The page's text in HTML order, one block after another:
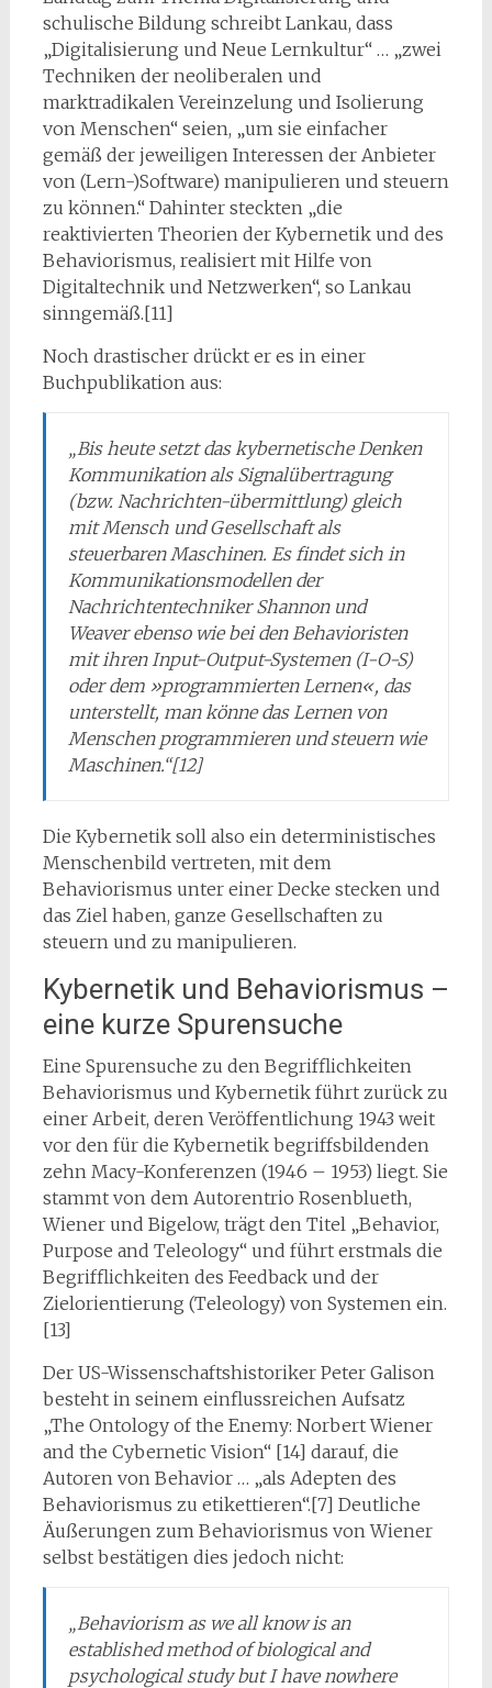
schulische Bildung schreibt Lankau, dass
„Digitalisierung und Neue Lernkultur“ … „zwei
Techniken der neoliberalen und
marktradikalen Vereinzelung und Isolierung
von Menschen“ seien, „um sie einfacher
gemäß der jeweiligen Interessen der Anbieter
von (Lern-)Software) manipulieren und steuern
zu können.“ Dahinter steckten „die
reaktivierten Theorien der Kybernetik und des
Behaviorismus, realisiert mit Hilfe von
Digitaltechnik und Netzwerken“, so Lankau
sinngemäß.[11]
Noch drastischer drückt er es in einer
Buchpublikation aus:
„Bis heute setzt das kybernetische Denken
Kommunikation als Signalübertragung
(bzw. Nachrichten-übermittlung) gleich
mit Mensch und Gesellschaft als
steuerbaren Maschinen. Es findet sich in
Kommunikationsmodellen der
Nachrichtentechniker Shannon und
Weaver ebenso wie bei den Behavioristen
mit ihren Input-Output-Systemen (I-O-S)
oder dem »programmierten Lernen«, das
unterstellt, man könne das Lernen von
Menschen programmieren und steuern wie
Maschinen.“[12]
Die Kybernetik soll also ein deterministisches
Menschenbild vertreten, mit dem
Behaviorismus unter einer Decke stecken und
das Ziel haben, ganze Gesellschaften zu
steuern und zu manipulieren.
Kybernetik und Behaviorismus –
eine kurze Spurensuche
Eine Spurensuche zu den Begrifflichkeiten
Behaviorismus und Kybernetik führt zurück zu
einer Arbeit, deren Veröffentlichung 1943 weit
vor den für die Kybernetik begriffsbildenden
zehn Macy-Konferenzen (1946 – 1953) liegt. Sie
stammt von dem Autorentrio Rosenblueth,
Wiener und Bigelow, trägt den Titel „Behavior,
Purpose and Teleology“ und führt erstmals die
Begrifflichkeiten des Feedback und der
Zielorientierung (Teleology) von Systemen ein.
[13]
Der US-Wissenschaftshistoriker Peter Galison
besteht in seinem einflussreichen Aufsatz
„The Ontology of the Enemy: Norbert Wiener
and the Cybernetic Vision“ [14] darauf, die
Autoren von Behavior … „als Adepten des
Behaviorismus zu etikettieren“.[7] Deutliche
Äußerungen zum Behaviorismus von Wiener
selbst bestätigen dies jedoch nicht:
„Behaviorism as we all know is an
established method of biological and
psychological study but I have nowhere